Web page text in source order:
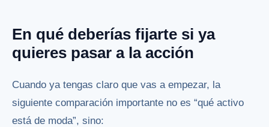
En qué deberías fijarte si ya
quieres pasar a la acción
Cuando ya tengas claro que vas a empezar, la
siguiente comparación importante no es “qué activo
está de moda”, sino: